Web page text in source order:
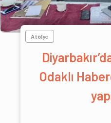
Atölye
Odaklı